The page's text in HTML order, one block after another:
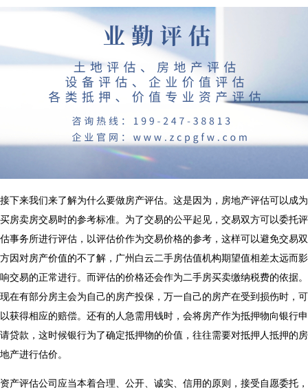
接下来我们来了解为什么要做房产评估。这是因为，房地产评估可以成为
买房卖房交易时的参考标准。为了交易的公平起见，交易双方可以委托评
估事务所进行评估，以评估价作为交易价格的参考，这样可以避免交易双
方因对房产价值的不了解， 广州白云二手房估值机构期望值相差太远而影
响交易的正常进行。而评估的价格还会作为二手房买卖缴纳税费的依据。
现在有部分房主会为自己的房产投保，万一自己的房产在受到损伤时，可
以获得相应的赔偿。还有的人急需用钱时，会将房产作为抵押物向银行申
请贷款，这时候银行为了确定抵押物的价值，往往需要对抵押人抵押的房
地产进行估价。
资产评估公司应当本着合理、公开、诚实、信用的原则，接受自愿委托，